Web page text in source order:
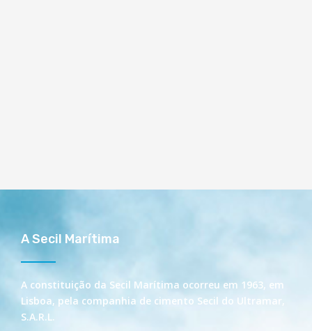
A Secil Marítima
A constituição da Secil Marítima ocorreu em 1963, em
Lisboa, pela companhia de cimento Secil do Ultramar,
S.A.R.L.